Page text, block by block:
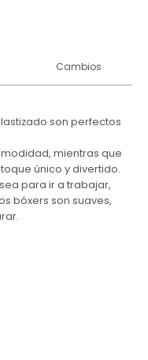
Cambios
son perfectos
mientras que
único y divertido.
para ir a trabajar,
bóxers son suaves,